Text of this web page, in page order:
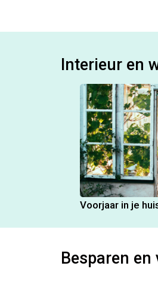
Interieur en
Voorjaar in je
Besparen